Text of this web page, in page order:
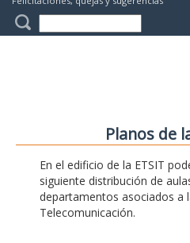
Planos de
En el edificio de la ETSIT
siguiente distribución de
departamentos asociados a
Telecomunicación.